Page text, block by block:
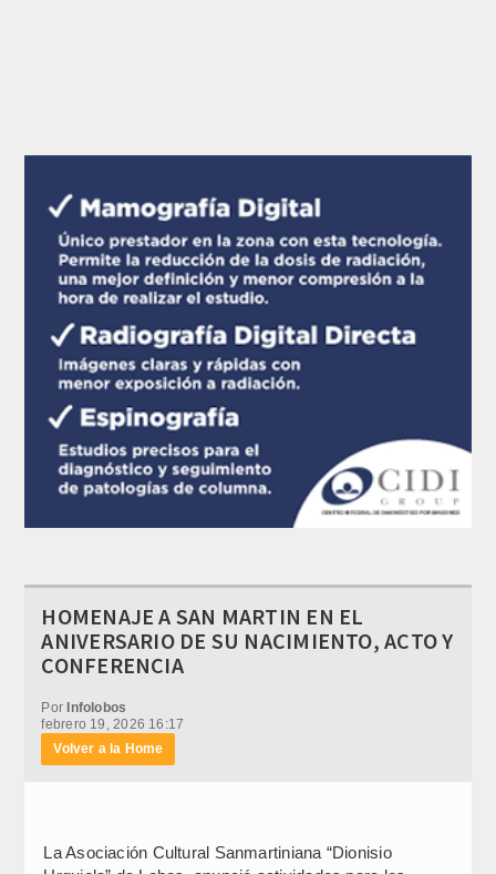
HOMENAJE A SAN MARTIN EN EL
ANIVERSARIO DE SU NACIMIENTO, ACTO Y
CONFERENCIA
PorInfolobos
febrero 19, 2026 16:17
Volver a la Home
La Asociación Cultural Sanmartiniana “Dionisio